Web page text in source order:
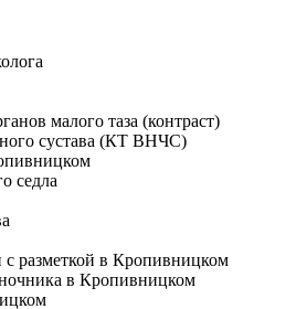
малого таза (контраст)
сустава (КТ ВНЧС)
седла
разметкой в Кропивницком
в Кропивницком